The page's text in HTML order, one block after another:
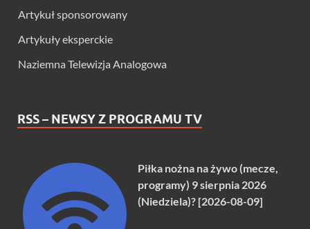
Artykuł sponsorowany
Artykuły eksperckie
Naziemna Telewizja Analogowa
RSS – NEWSY Z PROGRAMU TV
Piłka nożna na żywo (mecze,
programy) 9 sierpnia 2026
(Niedziela)? [2026-08-09]